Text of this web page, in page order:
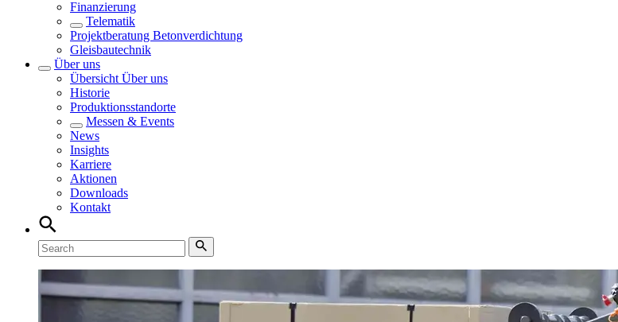
Finanzierung
Telematik
Projektberatung Betonverdichtung
Gleisbautechnik
Über uns
Übersicht Über uns
Historie
Produktionsstandorte
Messen & Events
News
Insights
Karriere
Aktionen
Downloads
Kontakt